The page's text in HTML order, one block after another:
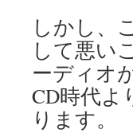
しかし、
して悪い
ーディオ
CD時代よ
ります。